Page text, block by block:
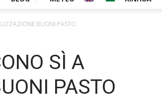
BUONI PASTO
SÌ A
PASTO